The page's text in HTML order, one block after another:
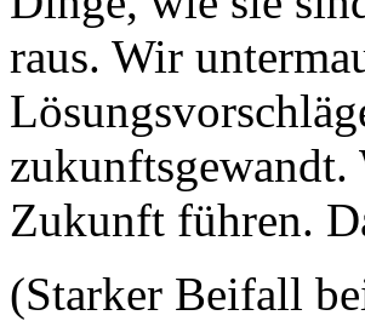
raus. Wir
zukunftsgewandt.
Zukunft führen.
(Starker Beifall